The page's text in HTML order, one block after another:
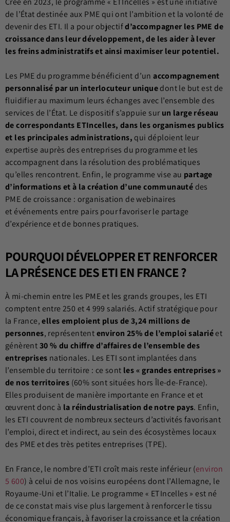
de l’État destinée aux PME qui ont l’ambition et la volonté de
devenir des ETI. Il a pour objectifd’accompagner les PME de
croissance dans leur développement, de les aider à lever
les freins administratifs et ainsi maximiser leur potentiel.
Les PME du programme bénéficient d’unaccompagnement
personnalisé par un interlocuteur uniquedont le but est de
fluidifier au maximum leurs échanges avec l’ensemble des
services de l’État. Le dispositif s’appuie surun large réseau
de correspondants ETIncelles, dans les organismes publics
et les principales administrations, qui déploient leur
expertise auprès des entreprises du programme et les
accompagnent dans la résolution des problématiques
qu’elles rencontrent. Enfin, le programme vise au partage
d’informations et à la création d’une communauté des
PME de croissance : organisation de webinaires
et événements entre pairs pour favoriser le partage
d’expérience et de bonnes pratiques.
POURQUOI DÉVELOPPER ET RENFORCER
LA PRÉSENCE DES ETI EN FRANCE ?
À mi-chemin entre les PME et les grands groupes, les ETI
comptent entre 250 et 4 999 salariés. Actif stratégique pour
la France,elles emploient plus de 3,24 millions de
personnes, représententenviron 25% de l’emploi salariéet
génèrent30 % du chiffre d’affaires de l’ensemble des
entreprises nationales. Les ETI sont implantées dans
l’ensemble du territoire : ce sont les « grandes entreprises »
de nos territoires (60% sont situées hors Île-de-France).
Elles produisent de manière importante en France et et
œuvrent donc à la réindustrialisation de notre pays. Enfin,
les ETI couvrent de nombreux secteurs d’activités favorisant
l’emploi, direct et indirect, au sein des écosystèmes locaux
des PME et des très petites entreprises (TPE).
En France, le nombre d’ETI croît mais reste inférieur (environ
5 600) à celui de nos voisins européens dont l’Allemagne, le
Royaume-Uni et l’Italie. Le programme « ETIncelles » est né
de ce constat mais vise plus largement à renforcer le tissu
économique français, à favoriser la croissance et la création